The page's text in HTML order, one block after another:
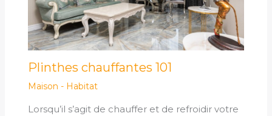
Plinthes chauffantes 101
Maison - Habitat
Lorsqu’il s’agit de chauffer et de refroidir votre